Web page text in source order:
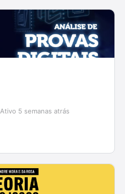
Ativo 5 semanas atrás